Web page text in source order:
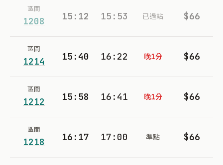
區間
1208 15:12 15:53 已過站 $66
區間
1214 15:40 16:22 晚1分 $66
區間
1212 15:58 16:41 晚1分 $66
區間
1218 16:17 17:00 準點 $66